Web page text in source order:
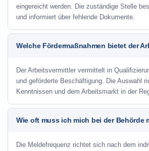
eingereicht werden. Die zuständige Stelle
und informiert über fehlende Dokumente.
Welche Fördermaßnahmen bietet der
Der Arbeitsvermittler vermittelt in
und geförderte Beschäftigung. Die Auswahl
Kenntnissen und dem Arbeitsmarkt in der
Wie oft muss ich mich bei der Behörde
Die Meldefrequenz richtet sich nach dem